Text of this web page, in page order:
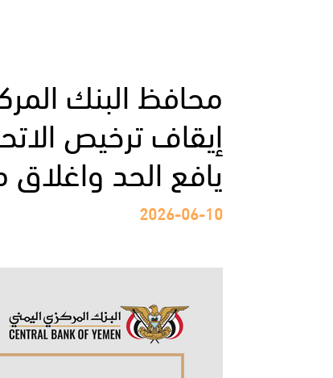
إيقاف ترخيص
يافع الحد واغلاق
2026-06-10